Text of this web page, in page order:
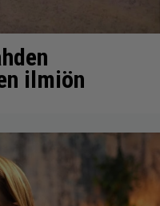
ilmiön